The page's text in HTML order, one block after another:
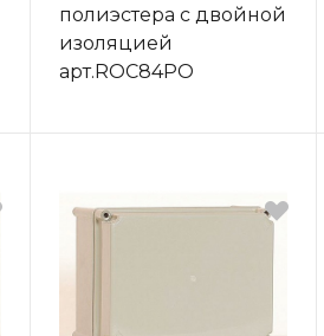
полиэстера с двойной
изоляцией
арт.ROC84PO